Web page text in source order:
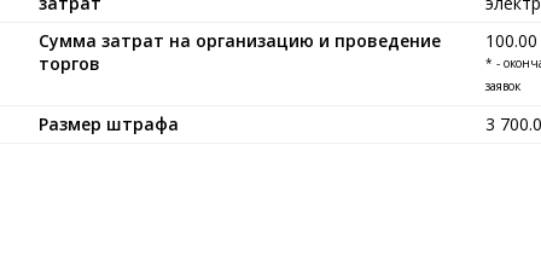
Сумма затрат на организацию и проведение
торгов
* -
заявок
Размер штрафа 3